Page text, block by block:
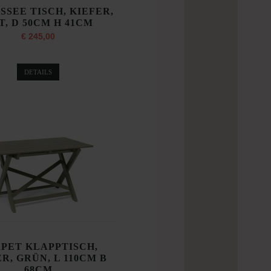
TISCH, KIEFER,
D 50CM H 41CM
€ 245,00
DETAILS
KLAPPTISCH,
GRÜN, L 110CM B